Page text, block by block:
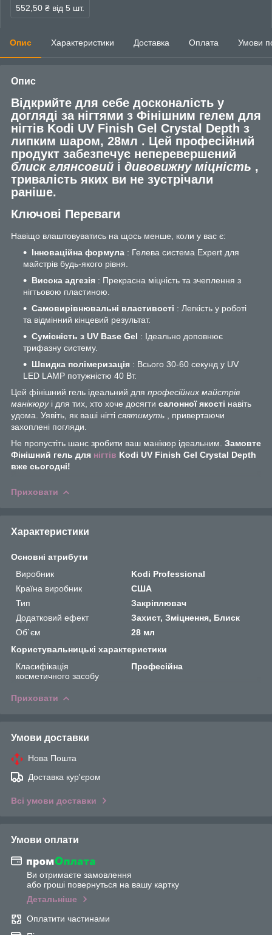
552,50 ₴ від 5 шт.
Опис Характеристики Доставка Оплата Умови
Опис
Відкрийте для себе досконалість у
догляді за нігтями з Фінішним гелем для
нігтів Kodi UV Finish Gel Crystal Depth з
липким шаром, 28мл . Цей професійний
продукт забезпечує неперевершений
блиск глянсовий і дивовижну міцність ,
тривалість яких ви не зустрічали
раніше.
Ключові Переваги
Навіщо влаштовуватись на щось менше, коли у вас є:
Інноваційна формула : Гелева система Expert для
майстрів будь-якого рівня.
Висока адгезія : Прекрасна міцність та зчеплення з
нігтьовою пластиною.
Самовирівнювальні властивості : Легкість у роботі
та відмінний кінцевий результат.
Сумісність з UV Base Gel : Ідеально доповнює
трифазну систему.
Швидка полімеризація : Всього 30-60 секунд у UV
LED LAMP потужністю 40 Вт.
Цей фінішний гель ідеальний для професійних майстрів
манікюруі для тих, хто хоче досягти салонної якості навіть
удома. Уявіть, як ваші нігті сяятимуть , привертаючи
захоплені погляди.
Не пропустіть шанс зробити ваш манікюр ідеальним. Замовте
Фінішний гель для нігтів Kodi UV Finish Gel Crystal Depth
вже сьогодні!
Приховати
Характеристики
Основні атрибути
Виробник
Kodi Professional
Країна виробник
США
Тип
Закріплювач
Додатковий ефект
Захист, Зміцнення, Блиск
Об`єм
28 мл
Користувальницькі характеристики
Класифікація
косметичного засобу
Професійна
Приховати
Умови доставки
Нова Пошта
Доставка кур'єром
Всі умови доставки
Умови оплати
Ви отримаєте замовлення
або гроші повернуться на вашу картку
Детальніше
Оплатити частинами